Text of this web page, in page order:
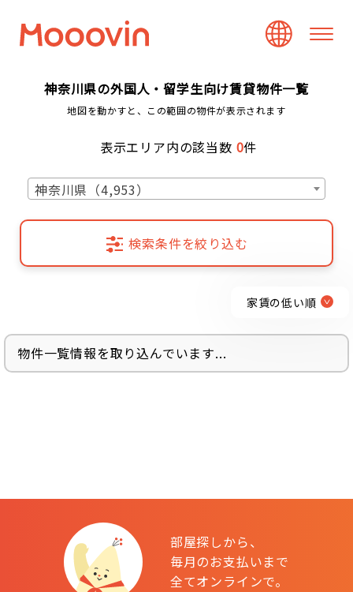
神奈川県の外国人・留学生向け賃貸物件一覧
地図を動かすと、この範囲の物件が表示されます
表示エリア内の該当数 0件
神奈川県（4,953）
検索条件を絞り込む
家賃の低い順
物件一覧情報を取り込んでいます...
部屋探しから、
毎月のお支払いまで
全てオンラインで。